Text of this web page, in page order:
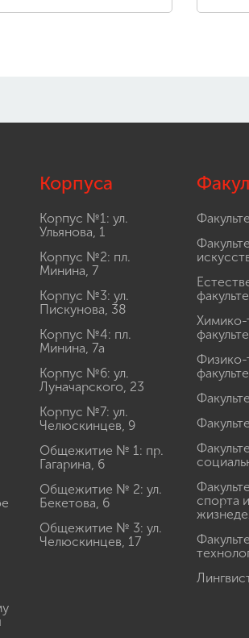
Корпуса
Корпус №1: ул.
Ульянова, 1
Корпус №2: пл.
Минина, 7
Корпус №3: ул.
Пискунова, 38
Корпус №4: пл.
Минина, 7а
Корпус №6: ул.
Луначарского, 23
Корпус №7: ул.
Челюскинцев, 9
Общежитие № 1: пр.
Гагарина, 6
Общежитие № 2: ул.
Бекетова, 6
Общежитие № 3: ул.
Челюскинцев, 17
Химико-
Физико-
спорта